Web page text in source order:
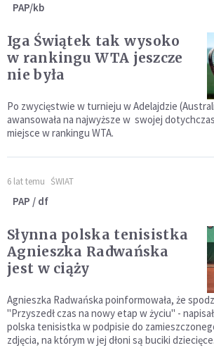
PAP/kb
Iga Świątek tak wysoko
w rankingu WTA jeszcze
nie była
Po zwycięstwie w turnieju w Adelajdzie
awansowała na najwyższe w swojej
miejsce w rankingu WTA.
6 lat temu ŚWIAT
PAP / df
Słynna polska tenisistka
Agnieszka Radwańska
jest w ciąży
Agnieszka Radwańska poinformowała, że
"Przyszedł czas na nowy etap w życiu" -
polska tenisistka w podpisie do
zdjęcia, na którym w jej dłoni są buciki dziecięce.